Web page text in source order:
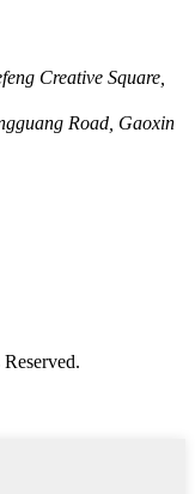
Creative Square,
Road, Gaoxin